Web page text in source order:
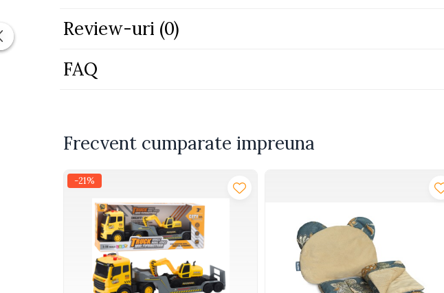
Colace inot
Jocuri sportive
pentru copii
Motociclete electrice
ATV & BUGGY electrice
Tractoare electrice
Triciclete electrice
Camioane electrice
Review-uri (0)
FAQ
Frecvent cumparate impreuna
-21%